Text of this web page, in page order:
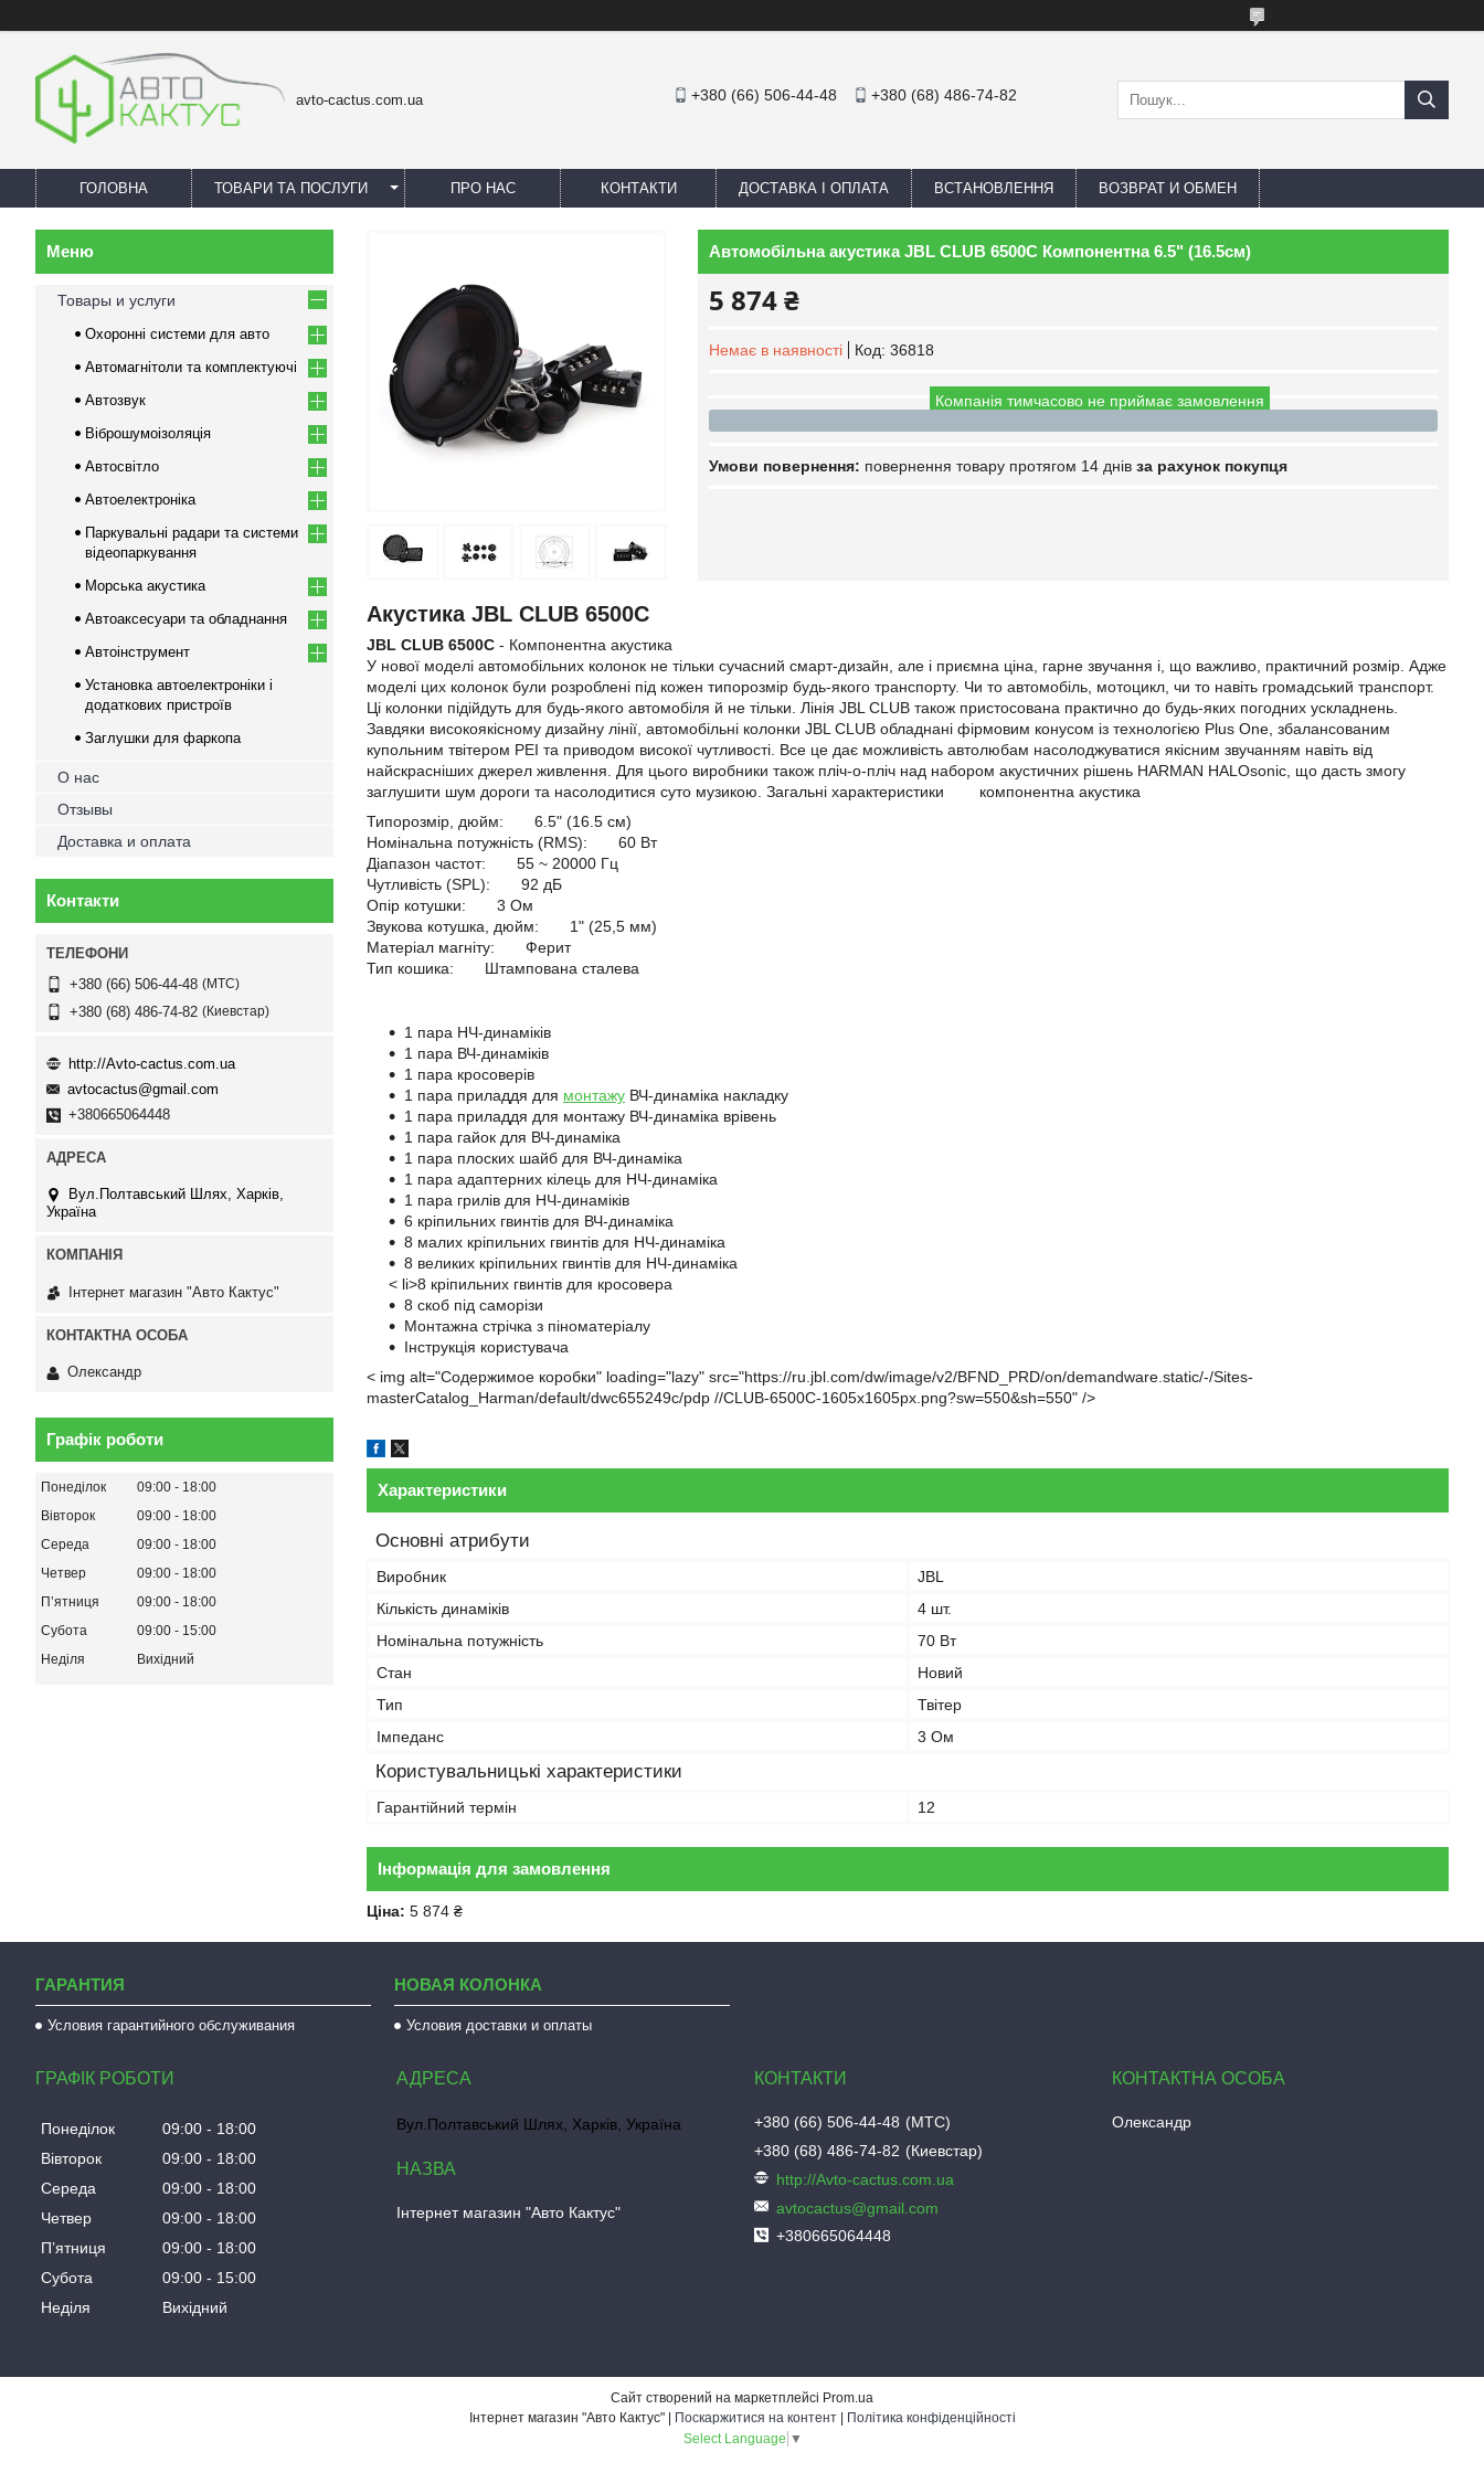
avto-cactus.com.ua +380 (66) 506-44-48 +380 (68) 486-74-82
ГОЛОВНА ТОВАРИ ТА ПОСЛУГИ ПРО НАС КОНТАКТИ ДОСТАВКА І ОПЛАТА ВСТАНОВЛЕННЯ ВОЗВРАТ И ОБМЕН
Автомобільна акустика JBL CLUB 6500C Компонентна 6.5" (16.5см)
5 874 ₴
Немає в наявності Код: 36818
Компанія тимчасово не приймає замовлення
повернення товару протягом 14 днів за рахунок покупця
Акустика JBL CLUB 6500C
JBL CLUB 6500C - Компонентна акустика
У нової моделі автомобільних колонок не тільки сучасний смарт-дизайн, але і приємна ціна, гарне звучання і, що важливо, практичний розмір. Адже
моделі цих колонок були розроблені під кожен типорозмір будь-якого транспорту. Чи то автомобіль, мотоцикл, чи то навіть громадський транспорт.
Ці колонки підійдуть для будь-якого автомобіля й не тільки. Лінія JBL CLUB також пристосована практично до будь-яких погодних ускладнень.
Завдяки високоякісному дизайну лінії, автомобільні колонки JBL CLUB обладнані фірмовим конусом із технологією Plus One, збалансованим
купольним твітером PEI та приводом високої чутливості. Все це дає можливість автолюбам насолоджуватися якісним звучанням навіть від
найскрасніших джерел живлення. Для цього виробники також пліч-о-пліч над набором акустичних рішень HARMAN HALOsonic, що дасть змогу
заглушити шум дороги та насолодитися суто музикою. Загальні характеристики компонентна акустика
Типорозмір, дюйм: 6.5" (16.5 см)
Номінальна потужність (RMS): 60 Вт
Діапазон частот: 55 ~ 20000 Гц
Чутливість (SPL): 92 дБ
Опір котушки: 3 Ом
Звукова котушка, дюйм: 1" (25,5 мм)
Матеріал магніту: Ферит
Тип кошика: Штампована сталева
1 пара НЧ-динаміків
1 пара ВЧ-динаміків
1 пара кросоверів
1 пара приладдя для монтажу ВЧ-динаміка накладку
1 пара приладдя для монтажу ВЧ-динаміка врівень
1 пара гайок для ВЧ-динаміка
1 пара плоских шайб для ВЧ-динаміка
1 пара адаптерних кілець для НЧ-динаміка
1 пара грилів для НЧ-динаміків
6 кріпильних гвинтів для ВЧ-динаміка
8 малих кріпильних гвинтів для НЧ-динаміка
8 великих кріпильних гвинтів для НЧ-динаміка
< li>8 кріпильних гвинтів для кросовера
8 скоб під саморізи
Монтажна стрічка з піноматеріалу
Інструкція користувача
< img alt="Содержимое коробки" loading="lazy" src="https://ru.jbl.com/dw/image/v2/BFND_PRD/on/demandware.static/-/Sites-
masterCatalog_Harman/default/dwc655249c/pdp //CLUB-6500C-1605x1605px.png?sw=550&sh=550" />
Характеристики
Основні атрибути
Виробник
JBL
Кількість динаміків
4 шт.
Номінальна потужність
70 Вт
Стан
Новий
Тип
Твітер
Імпеданс
3 Ом
Користувальницькі характеристики
Гарантійний термін 12
Інформація для замовлення
Ціна: 5 874 ₴
Товары и услуги
Охоронні системи для авто
Автомагнітоли та комплектуючі
Автозвук
Віброшумоізоляція
Автосвітло
Автоелектроніка
Паркувальні радари та системи
відеопаркування
Морська акустика
Автоаксесуари та обладнання
Автоінструмент
Установка автоелектроніки і
додаткових пристроїв
Заглушки для фаркопа
О нас
Отзывы
Доставка и оплата
Контакти
+380 (66) 506-44-48 МТС
+380 (68) 486-74-82 Киевстар
http://Avto-cactus.com.ua
avtocactus@gmail.com
+380665064448
Вул.Полтавський Шлях, Харків,
Україна
Інтернет магазин "Авто Кактус"
Олександр
Графік роботи
Понеділок 09:00
18:00
Вівторок
09:00
18:00
Середа
09:00
18:00
Четвер
09:00
18:00
Пʼятниця
09:00
18:00
Субота
09:00
15:00
Неділя
Вихідний
ГАРАНТИЯ
Условия гарантийного обслуживания
НОВАЯ КОЛОНКА
Условия доставки и оплаты
ГРАФІК РОБОТИ
Понеділок 09:00
18:00
Вівторок
09:00
18:00
Середа
09:00
18:00
Четвер
09:00
18:00
Пʼятниця
09:00
18:00
Субота
09:00
15:00
Неділя
Вихідний
Вул.Полтавський Шлях, Харків, Україна
Інтернет магазин "Авто Кактус"
+380 (66) 506-44-48
МТС
+380 (68) 486-74-82
Киевстар
http://Avto-cactus.com.ua
avtocactus@gmail.com
+380665064448
Олександр
Сайт створений на маркетплейсі Prom.ua
Поскаржитися на контент
Політика конфіденційності
Select Language ▼